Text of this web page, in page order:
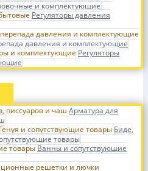
и комплектующие
Регуляторы давления
давления и комплектующие
Регуляторы
Арматура для
Биде,
товары
Ванны и сопутствующие